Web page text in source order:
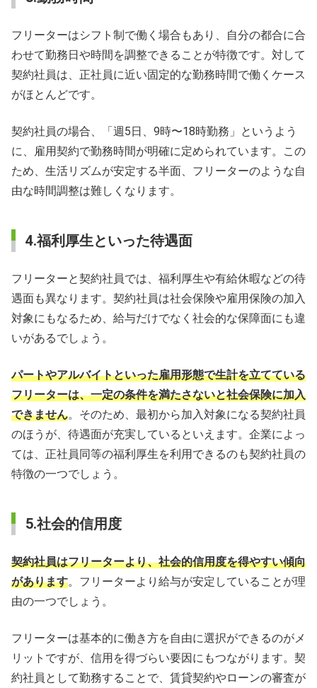
フリーターはシフト制で働く場合もあり、自分の都合に合
わせて勤務日や時間を調整できることが特徴です。対して
契約社員は、正社員に近い固定的な勤務時間で働くケース
がほとんどです。
契約社員の場合、「週5日、9時〜18時勤務」というよう
に、雇用契約で勤務時間が明確に定められています。この
ため、生活リズムが安定する半面、フリーターのような自
由な時間調整は難しくなります。
4.福利厚生といった待遇面
フリーターと契約社員では、福利厚生や有給休暇などの待
遇面も異なります。契約社員は社会保険や雇用保険の加入
対象にもなるため、給与だけでなく社会的な保障面にも違
いがあるでしょう。
パートやアルバイトといった雇用形態で生計を立てている
フリーターは、一定の条件を満たさないと社会保険に加入
できません。そのため、最初から加入対象になる契約社員
のほうが、待遇面が充実しているといえます。企業によっ
ては、正社員同等の福利厚生を利用できるのも契約社員の
特徴の一つでしょう。
5.社会的信用度
契約社員はフリーターより、社会的信用度を得やすい傾向
があります。フリーターより給与が安定していることが理
由の一つでしょう。
フリーターは基本的に働き方を自由に選択ができるのがメ
リットですが、信用を得づらい要因にもつながります。契
約社員として勤務することで、賃貸契約やローンの審査が